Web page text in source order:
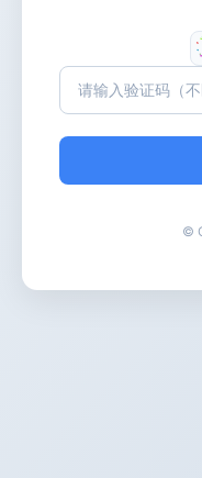
©